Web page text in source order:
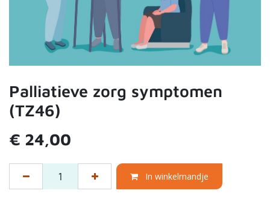
Palliatieve zorg symptomen
(TZ46)
€ 24,00
In winkelmandje